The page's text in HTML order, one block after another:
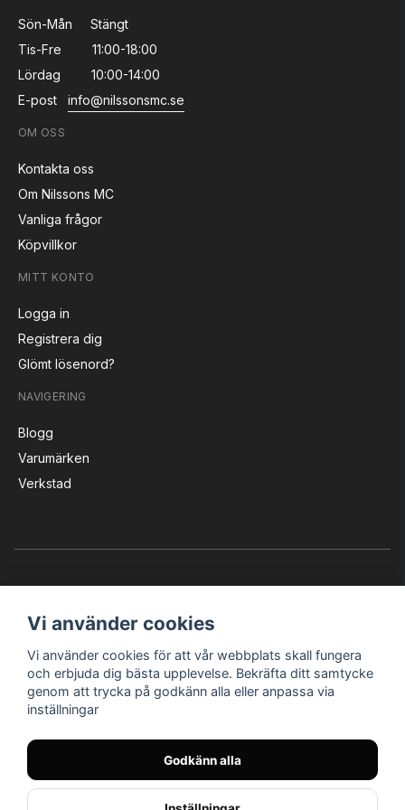
Sön-Mån
Stängt
Tis-Fre
11:00-18:00
Lördag
10:00-14:00
E-post
info@nilssonsmc.se
OM OSS
Kontakta oss
Om Nilssons MC
Vanliga frågor
Köpvillkor
MITT KONTO
Logga in
Registrera dig
Glömt lösenord?
NAVIGERING
Blogg
Varumärken
Verkstad
© Nilssons MC - Allt för dig & din MC
Instagram Facebook YouTube
Vi använder cookies
Vi använder cookies för att vår webbplats skall fungera
och erbjuda dig bästa upplevelse. Bekräfta ditt samtycke
genom att trycka på godkänn alla eller anpassa via
inställningar
Godkänn alla